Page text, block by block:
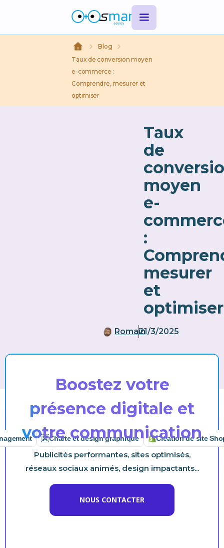
Blog
Taux de conversion moyen
e-commerce :
Comprendre, mesurer et
optimiser
Taux
de
moyen
e-
:
mesurer
et
optimiser
Romain21/3/2025
Boostez votre
présence digitale et
votre communication
Publicités performantes, sites optimisés,
réseaux sociaux animés, design impactants...
NOUS CONTACTER
Charte et design graphique Création de site Shopify